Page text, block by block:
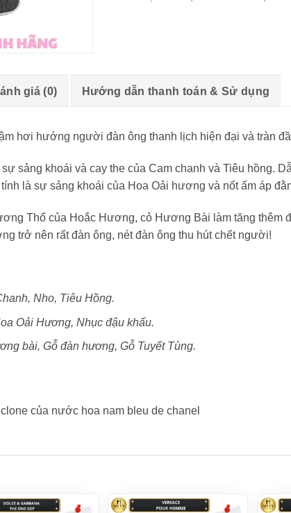
giá (0) Hướng dẫn thanh toán & Sử dụng
hơi hướng người đàn ông thanh lịch hiện đại và tràn
sảng khoái và cay the của Cam chanh và Tiêu hồng.
là sự sảng khoái của Hoa Oải hương và nốt ấm áp
Thổ của Hoắc Hương, cỏ Hương Bài làm tăng thêm
trở nên rất đàn ông, nét đàn ông thu hút chết người!
Nho, Tiêu Hồng.
Oải Hương, Nhục đậu khấu.
bài, Gỗ đàn hương, Gỗ Tuyết Tùng.